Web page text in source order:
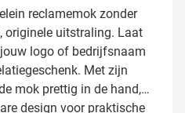
reclamemok zonder
originele uitstraling. Laat
logo of bedrijfsnaam
Met zijn
mok prettig in de hand,
design voor praktische